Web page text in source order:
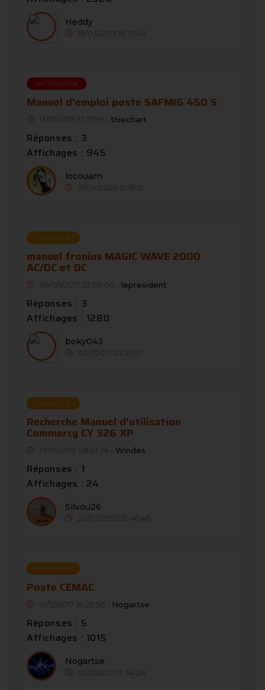
Heddy
18/03/2019 19:31:40
INFORMATION
Manuel d’emploi poste SAFMIG 450 S
13/01/2018 13:37:19 - thiechart
Réponses : 3
Affichages : 945
locouarn
15/04/2020 12:16:12
RECHERCHE
manuel fronius MAGIC WAVE 2000
AC/DC et DC
08/05/2017 22:08:00 - lepresident
Réponses : 3
Affichages : 1280
boky043
11/07/2017 23:29:27
RECHERCHE
Recherche Manuel d'utilisation
Commercy CY 326 XP
17/09/2019 08:41:34 - Windes
Réponses : 1
Affichages : 24
Silvou26
20/03/2022 12:46:46
RECHERCHE
Poste CEMAC
01/12/2017 18:29:50 - Nogartse
Réponses : 5
Affichages : 1015
Nogartse
02/12/2017 19:34:28